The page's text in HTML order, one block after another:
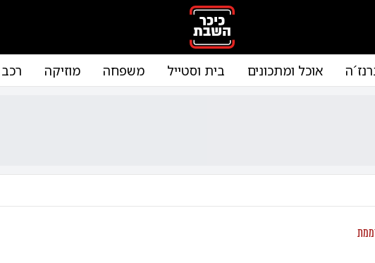
אוכל ומתכונים בית וסטייל משפחה מוזיקה